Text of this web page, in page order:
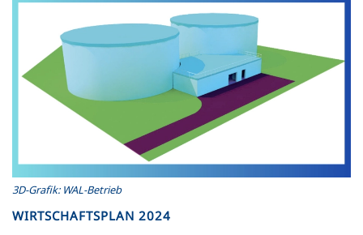
3D-Grafik: WAL-Betrieb
WIRTSCHAFTSPLAN 2024